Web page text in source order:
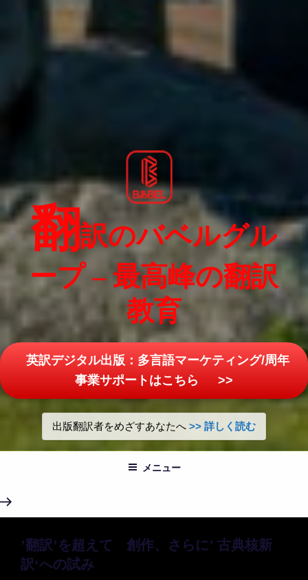
翻訳のバベルグル
ープ – 最高峰の翻訳
教育
英訳デジタル出版：多言語マーケティング/周年
事業サポートはこちら >>
出版翻訳者をめざすあなたへ >> 詳しく読む
メニュー
本
文
ま
で
’翻訳’を超えて 創作、さらに’ 古典核新
訳‘への試み